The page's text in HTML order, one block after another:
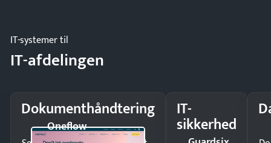
IT-systemer til
IT-afdelingen
Dokumenthåndtering
Oneflow
IT-
sikkerhed